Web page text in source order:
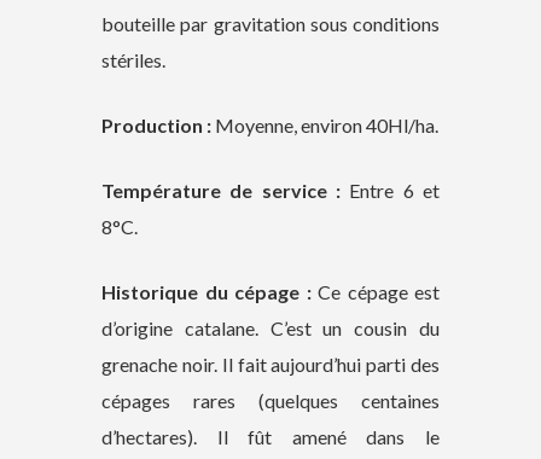
bouteille par gravitation sous conditions
stériles.
Production : Moyenne, environ 40Hl/ha.
Température de service : Entre 6 et
8°C.
Historique du cépage :Ce cépage est
d’origine catalane. C’est un cousin du
grenache noir. Il fait aujourd’hui parti des
cépages rares (quelques centaines
d’hectares). Il fût amené dans le